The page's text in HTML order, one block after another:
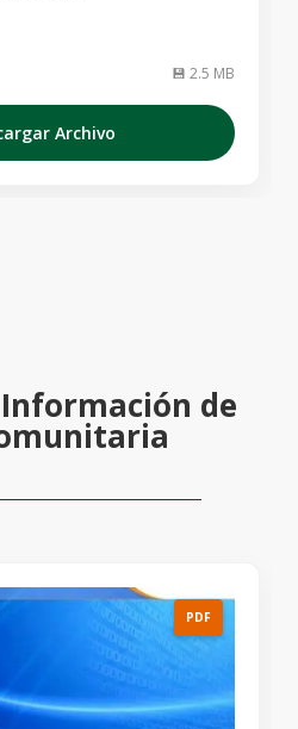
💾 2.5 MB
Archivo
de
PDF